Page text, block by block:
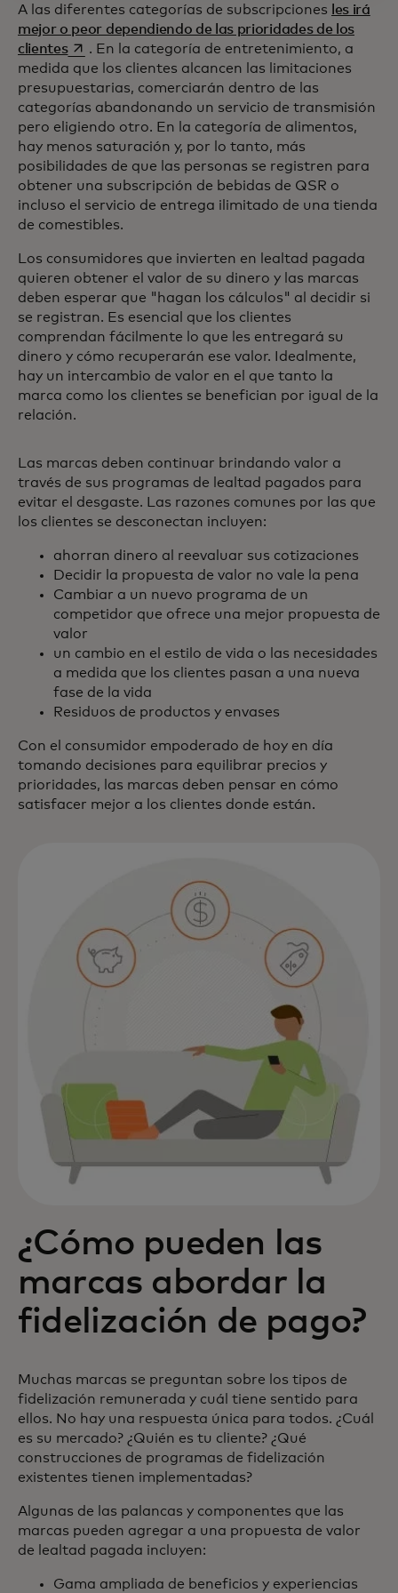
A las diferentes categorías de subscripciones
les irá
mejor o peor dependiendo de las prioridades de los
clientesse abre en una pestaña nueva
. En la categoría de entretenimiento, a
medida que los clientes alcancen las limitaciones
presupuestarias, comerciarán dentro de las
categorías abandonando un servicio de transmisión
pero eligiendo otro. En la categoría de alimentos,
hay menos saturación y, por lo tanto, más
posibilidades de que las personas se registren para
obtener una subscripción de bebidas de QSR o
incluso el servicio de entrega ilimitado de una tienda
de comestibles.
Los consumidores que invierten en lealtad pagada
quieren obtener el valor de su dinero y las marcas
deben esperar que "hagan los cálculos" al decidir si
se registran. Es esencial que los clientes
comprendan fácilmente lo que les entregará su
dinero y cómo recuperarán ese valor. Idealmente,
hay un intercambio de valor en el que tanto la
marca como los clientes se benefician por igual de la
relación.
Las marcas deben continuar brindando valor a
través de sus programas de lealtad pagados para
evitar el desgaste. Las razones comunes por las que
los clientes se desconectan incluyen:
ahorran dinero al reevaluar sus cotizaciones
Decidir la propuesta de valor no vale la pena
Cambiar a un nuevo programa de un
competidor que ofrece una mejor propuesta de
valor
un cambio en el estilo de vida o las necesidades
a medida que los clientes pasan a una nueva
fase de la vida
Residuos de productos y envases
Con el consumidor empoderado de hoy en día
tomando decisiones para equilibrar precios y
prioridades, las marcas deben pensar en cómo
satisfacer mejor a los clientes donde están.
¿Cómo pueden las
marcas abordar la
fidelización de pago?
Muchas marcas se preguntan sobre los tipos de
fidelización remunerada y cuál tiene sentido para
ellos. No hay una respuesta única para todos. ¿Cuál
es su mercado? ¿Quién es tu cliente? ¿Qué
construcciones de programas de fidelización
existentes tienen implementadas?
Algunas de las palancas y componentes que las
marcas pueden agregar a una propuesta de valor
de lealtad pagada incluyen:
Gama ampliada de beneficios y experiencias